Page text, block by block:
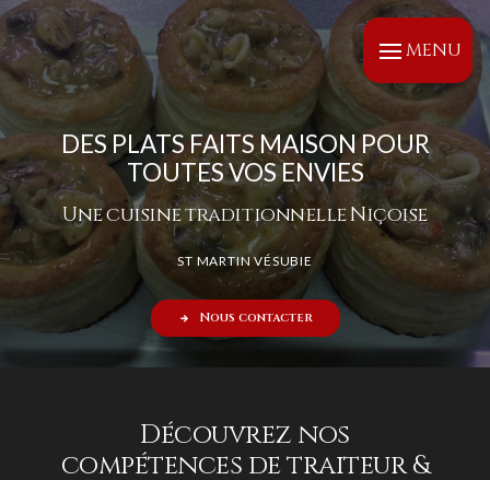
MENU
DES PLATS FAITS MAISON POUR
TOUTES VOS ENVIES
Une cuisine traditionnelle Niçoise
ST MARTIN VÉSUBIE
Nous contacter
Découvrez nos
compétences de traiteur &
Panneau de gestion des cookies